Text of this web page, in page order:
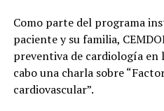
Como parte del programa
paciente y su familia,
preventiva de cardiología en
cabo una charla sobre
cardiovascular”.